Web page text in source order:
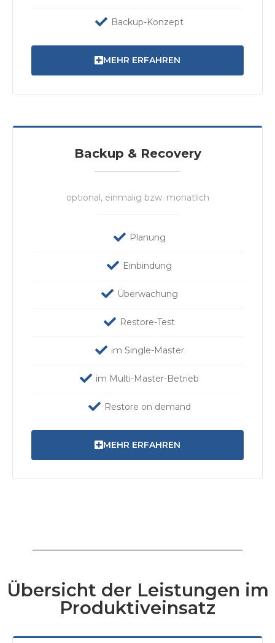
Backup-Konzept
MEHR ERFAHREN
Backup & Recovery
optional, einmalig bzw. monatlich
Planung
Einbindung
Überwachung
Restore-Test
im Single-Master
im Multi-Master-Betrieb
Restore on demand
MEHR ERFAHREN
Übersicht der Leistungen im
Produktiveinsatz